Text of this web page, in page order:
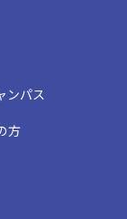
ンパス
方